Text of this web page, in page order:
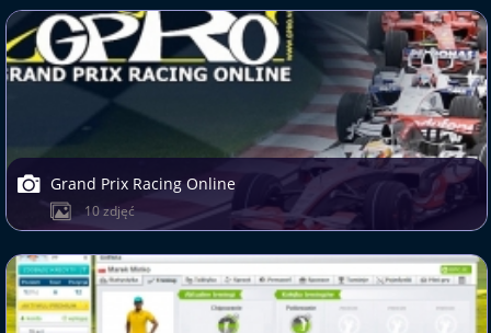
Grand Prix Racing Online
10 zdjęć